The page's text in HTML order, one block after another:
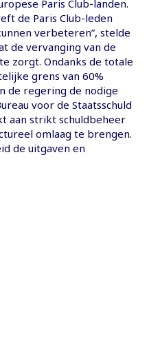
Paris Club-landen.
de Paris Club-leden
verbeteren”, stelde
de vervanging van de
zorgt. Ondanks de totale
grens van 60%
de regering de nodige
voor de Staatsschuld
aan strikt schuldbeheer
omlaag te brengen.
de uitgaven en